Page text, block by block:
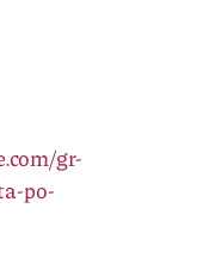
gr-
po-